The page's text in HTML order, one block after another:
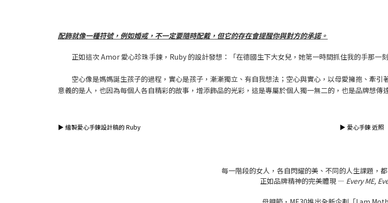
配飾就像一種符號，例如婚戒，不一定要隨時配戴，但它的存在會提醒你與對方的承諾。
正如這次 Amor 愛心珍珠手鍊，Ruby 的設計發想：「在德國生下大女兒，她第一時間抓住我的手那一
空心像是媽媽誕生孩子的過程，實心是孩子，漸漸獨立、有自我想法；空心與實心，以母愛擁抱、牽
意義的是人，也因為每個人各自精彩的故事，增添飾品的光彩，這是專屬於個人獨一無二的，也是品牌想傳
▶ 繪製愛心手鍊設計稿的 Ruby ▶ 愛心手鍊 近照
每一階段的女人，各自閃耀的美、不同的人生課題，
正如品牌精神的完美體現 — Every ME,